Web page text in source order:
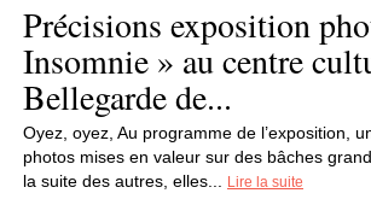
Précisions exposition
Insomnie » au centre
Bellegarde de...
Oyez, oyez, Au programme de l’exposition,
photos mises en valeur sur des bâches
la suite des autres, elles...
Lire la suite